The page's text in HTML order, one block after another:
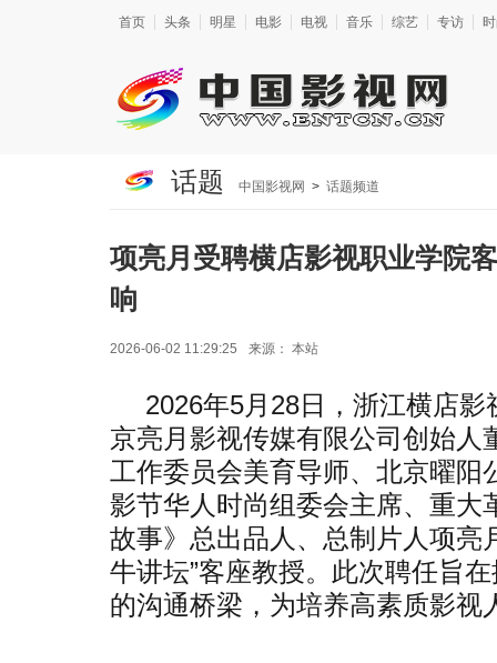
首页 头条 明星 电影 电视 音乐 综艺 专访
话题 中国影视网 > 话题频道
项亮月受聘横店影视职业学院
响
2026-06-02 11:29:25 来源： 本站
2026年5月28日，浙江横店
京亮月影视传媒有限公司创始人
工作委员会美育导师、北京曜阳
影节华人时尚组委会主席、重大
故事》总出品人、总制片人项亮
牛讲坛”客座教授。此次聘任旨
的沟通桥梁，为培养高素质影视